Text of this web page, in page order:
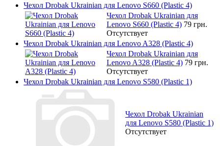
Чехол Drobak Ukrainian для Lenovo S660 (Plastic 4)
Чехол Drobak Ukrainian для
Lenovo S660 (Plastic 4) 79 грн.
Отсутствует
Чехол Drobak Ukrainian для Lenovo A328 (Plastic 4)
Чехол Drobak Ukrainian для
Lenovo A328 (Plastic 4) 79 грн.
Отсутствует
Чехол Drobak Ukrainian для Lenovo S580 (Plastic 1)
Чехол Drobak Ukrainian
для Lenovo S580 (Plastic 1)
Отсутствует